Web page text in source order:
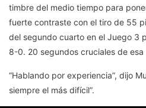
timbre del medio tiempo para
fuerte contraste con el tiro de 55
del segundo cuarto en el Juego 3
8-0. 20 segundos cruciales de esa
“Hablando por experiencia”, dijo
siempre el más difícil”.